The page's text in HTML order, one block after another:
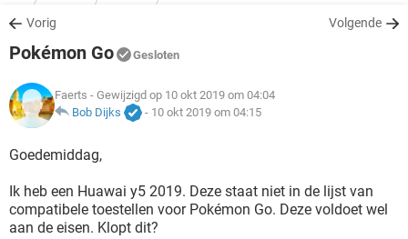
NETFLIX
GRATIS
TIKTOK
VIDEOBELLEN
GRATIS SNAPCHAT
TIKTOK
DOWNLOADS
VIDEOBELLEN
INSTAGRAM
NETFLIX CORONAVIRUS
GRATIS
VIDEOBELLEN GAMES
INSTAGRAM
NETFLIX
GRATIS SNAPCHAT
TIKTOK
ARTIKELEN
VIDEOBELLEN
NETFLIX CORONAVIRUS
Vorig Volgende
Pokémon Go Gesloten
Faerts - Gewijzigd op 10 okt 2019 om 04:04
Bob Dijks
- 10 okt 2019 om 04:15
Goedemiddag,
Ik heb een Huawai y5 2019. Deze staat niet in de lijst van
compatibele toestellen voor Pokémon Go. Deze voldoet wel
aan de eisen. Klopt dit?